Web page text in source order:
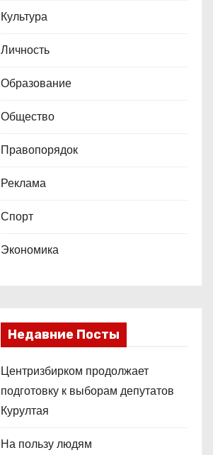
Культура
Личность
Образование
Общество
Правопорядок
Реклама
Спорт
Экономика
Недавние Посты
Центризбирком продолжает
подготовку к выборам депутатов
Курултая
На пользу людям